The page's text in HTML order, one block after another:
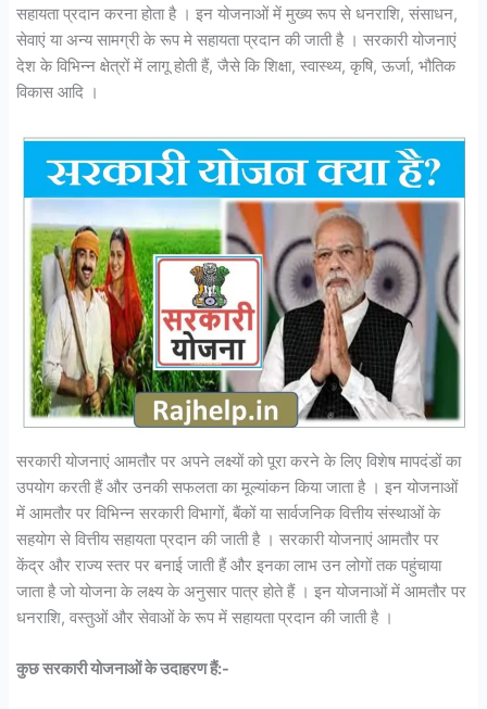
सहायता प्रदान करना होता है । इन योजनाओं में मुख्य रूप से धनराशि, संसाधन,
सेवाएं या अन्य सामग्री के रूप मे सहायता प्रदान की जाती है । सरकारी योजनाएं
देश के विभिन्न क्षेत्रों में लागू होती हैं, जैसे कि शिक्षा, स्वास्थ्य, कृषि, ऊर्जा, भौतिक
विकास आदि ।
सरकारी योजनाएं आमतौर पर अपने लक्ष्यों को पूरा करने के लिए विशेष मापदंडों का
उपयोग करती हैं और उनकी सफलता का मूल्यांकन किया जाता है । इन योजनाओं
में आमतौर पर विभिन्न सरकारी विभागों, बैंकों या सार्वजनिक वित्तीय संस्थाओं के
सहयोग से वित्तीय सहायता प्रदान की जाती है । सरकारी योजनाएं आमतौर पर
केंद्र और राज्य स्तर पर बनाई जाती हैं और इनका लाभ उन लोगों तक पहुंचाया
जाता है जो योजना के लक्ष्य के अनुसार पात्र होते हैं । इन योजनाओं में आमतौर पर
धनराशि, वस्तुओं और सेवाओं के रूप में सहायता प्रदान की जाती है ।
कुछ सरकारी योजनाओं के उदाहरण हैं:-